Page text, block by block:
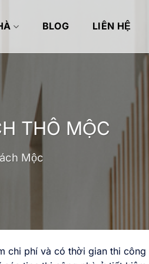
BLOG LIÊN HỆ
THÔ MỘC
Mộc
chi phí và có thời gian thi